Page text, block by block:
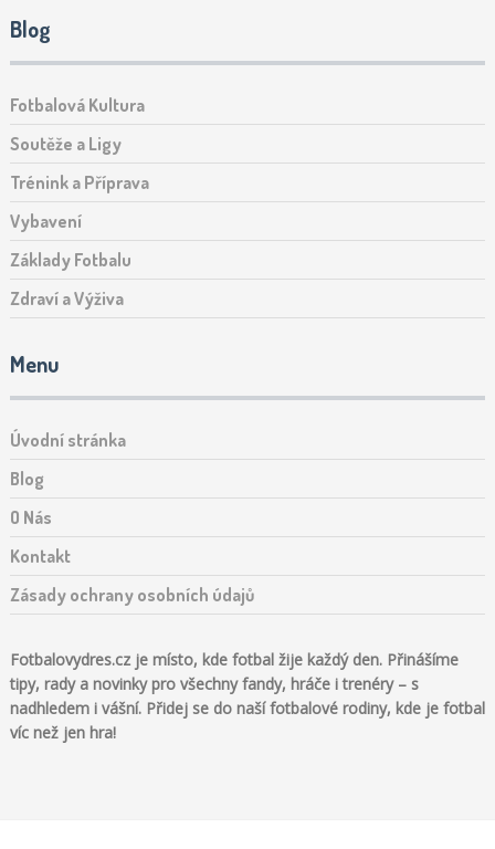
Blog
Fotbalová Kultura
Soutěže a Ligy
Trénink a Příprava
Vybavení
Základy Fotbalu
Zdraví a Výživa
Menu
Úvodní stránka
Blog
O Nás
Kontakt
Zásady ochrany osobních údajů
Fotbalovydres.cz je místo, kde fotbal žije každý den. Přinášíme
tipy, rady a novinky pro všechny fandy, hráče i trenéry – s
nadhledem i vášní. Přidej se do naší fotbalové rodiny, kde je fotbal
víc než jen hra!